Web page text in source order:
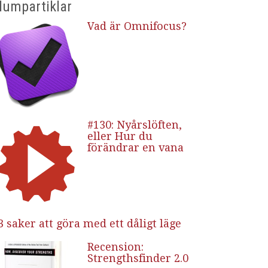
Vad är Omnifocus?
#130: Nyårslöften,
eller Hur du
förändrar en vana
saker att göra med ett dåligt läge
Recension:
Strengthsfinder 2.0